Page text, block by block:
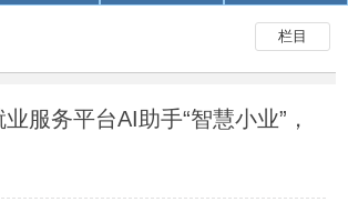
栏目
服务平台AI助手“智慧小业”，